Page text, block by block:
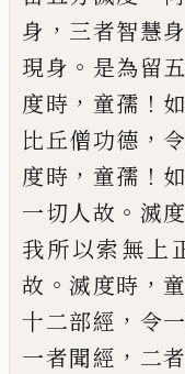
身 ， 三者智慧身
現身 。 是為留
度時 ， 童孺 ！
比丘僧功德 ，
度時 ， 童孺 ！
一切人故 。 滅
我所以索無上
故 。滅度時 ，
十二部經 ， 令
一者聞經 ， 二